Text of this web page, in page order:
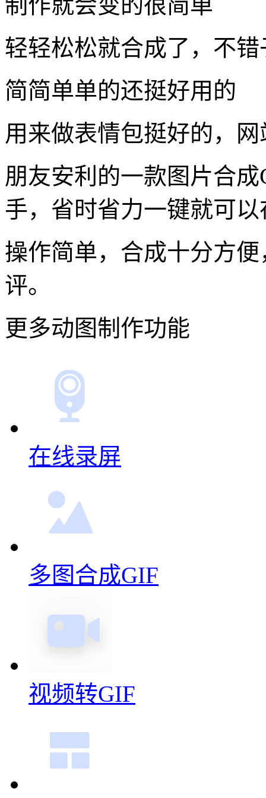
轻轻松松就合成了，不错
简简单单的还挺好用的
用来做表情包挺好的，
朋友安利的一款图片合
手，省时省力一键就可
操作简单，合成十分方
评。
更多动图制作功能
在线录屏
多图合成GIF
视频转GIF